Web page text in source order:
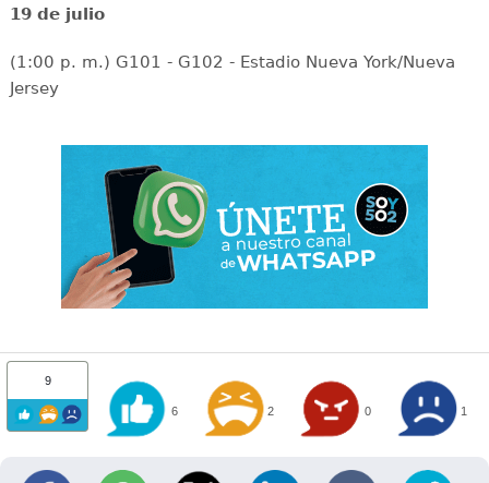
19 de julio
(1:00 p. m.) G101 - G102 - Estadio Nueva York/Nueva
Jersey
9
6 2 0 1